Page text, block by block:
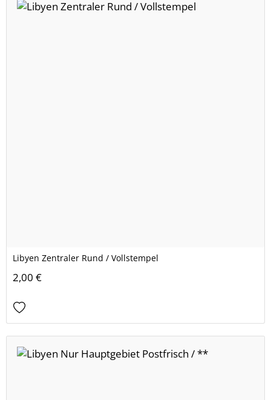
Libyen Zentraler Rund / Vollstempel
2,00 €